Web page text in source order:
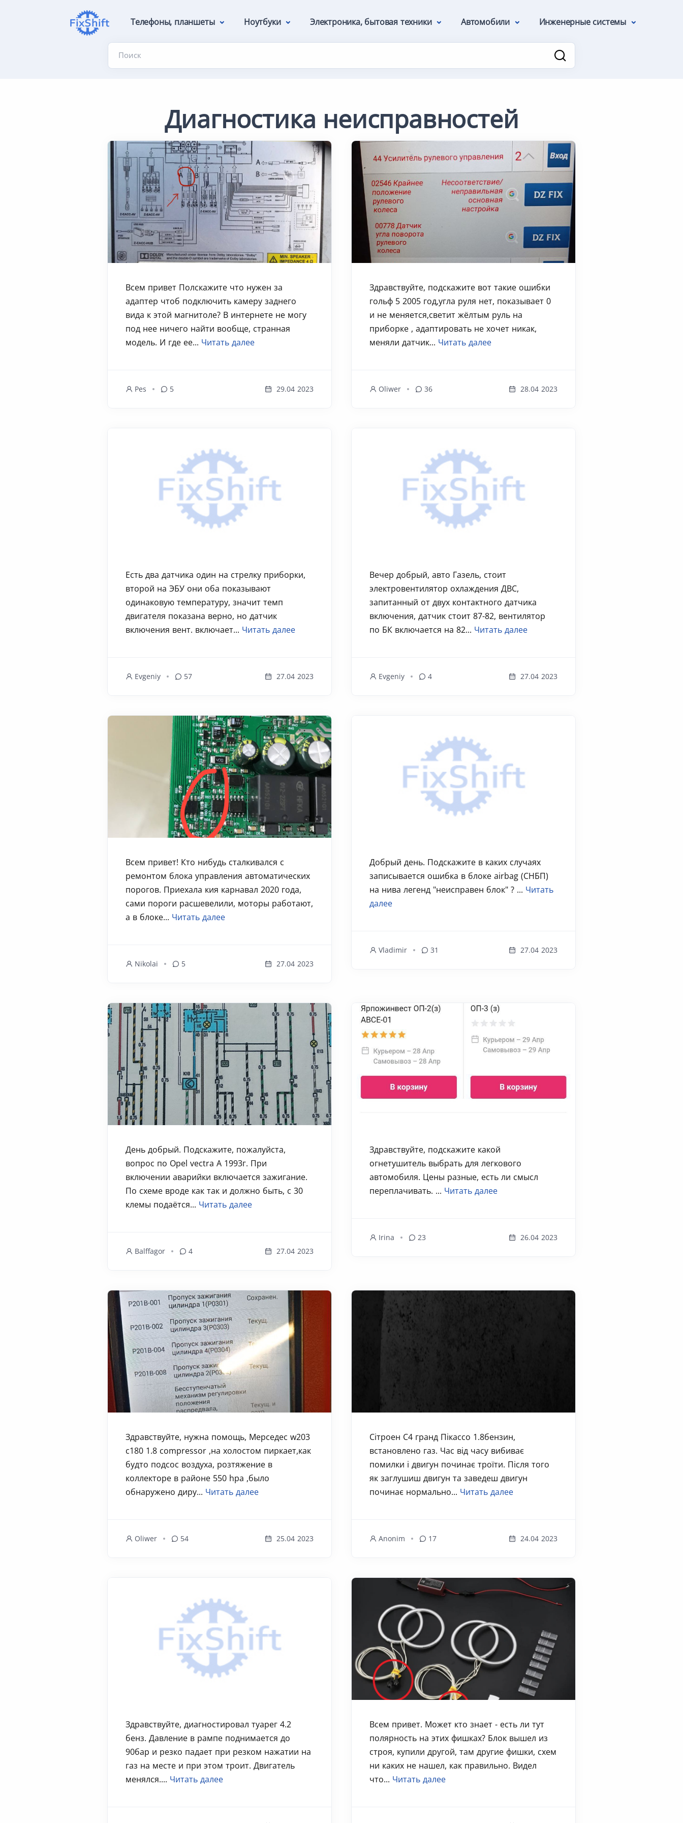
Телефоны, планшеты Ноутбуки Электроника, бытовая техники Автомобили Инженерные системы
Поиск
Диагностика неисправностей
Всем привет Полскажите что нужен за
адаптер чтоб подключить камеру заднего
вида к этой магнитоле? В интернете не могу
под нее ничего найти вообще, странная
модель. И где ее... Читать далее
Pes 5 29.04 2023
Здравствуйте, подскажите вот такие ошибки
гольф 5 2005 год,угла руля нет, показывает 0
и не меняется,светит жёлтым руль на
приборке , адаптировать не хочет никак,
меняли датчик... Читать далее
Oliwer 36 28.04 2023
Есть два датчика один на стрелку приборки,
второй на ЭБУ они оба показывают
одинаковую температуру, значит темп
двигателя показана верно, но датчик
включения вент. включает... Читать далее
Evgeniy 57 27.04 2023
Вечер добрый, авто Газель, стоит
электровентилятор охлаждения ДВС,
запитанный от двух контактного датчика
включения, датчик стоит 87-82, вентилятор
по БК включается на 82... Читать далее
Evgeniy 4 27.04 2023
Всем привет! Кто нибудь сталкивался с
ремонтом блока управления автоматических
порогов. Приехала кия карнавал 2020 года,
сами пороги расшевелили, моторы работают,
а в блоке... Читать далее
Nikolai 5 27.04 2023
Добрый день. Подскажите в каких случаях
записывается ошибка в блоке airbag (СНБП)
на нива легенд "неисправен блок" ? ... Читать
далее
Vladimir 31 27.04 2023
День добрый. Подскажите, пожалуйста,
вопрос по Opel vectra A 1993г. При
включении аварийки включается зажигание.
По схеме вроде как так и должно быть, с 30
клемы подаётся... Читать далее
Balffagor 4 27.04 2023
Здравствуйте, подскажите какой
огнетушитель выбрать для легкового
автомобиля. Цены разные, есть ли смысл
переплачивать. ... Читать далее
Irina 23 26.04 2023
Здравствуйте, нужна помощь, Мерседес w203
с180 1.8 compressor ,на холостом пиркает,как
будто подсос воздуха, розтяжение в
коллекторе в районе 550 hpa ,было
обнаружено диру... Читать далее
Oliwer 54 25.04 2023
Сітроен С4 гранд Пікассо 1.8бензин,
встановлено газ. Час від часу вибиває
помилки і двигун починає троїти. Після того
як заглушиш двигун та заведеш двигун
починає нормально... Читать далее
Anonim 17 24.04 2023
Здравствуйте, диагностировал туарег 4.2
бенз. Давление в рампе поднимается до
90бар и резко падает при резком нажатии на
газ на месте и при этом троит. Двигатель
менялся.... Читать далее
Всем привет. Может кто знает - есть ли тут
полярность на этих фишках? Блок вышел из
строя, купили другой, там другие фишки, схем
ни каких не нашел, как правильно. Видел
что... Читать далее